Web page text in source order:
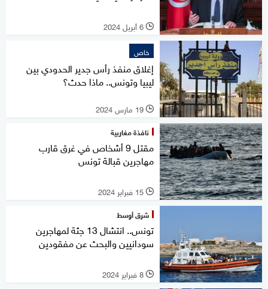
l 6 أبريل 2024
خاص
إغلاق منفذ رأس جدير الحدودي بين
ليبيا وتونس.. ماذا حدث؟
l 19 مارس 2024
نافذة مغاربية
مقتل 9 أشخاص في غرق قارب
مهاجرين قبالة تونس
l 15 فبراير 2024
شرق أوسط
تونس.. انتشال 13 جثة لمهاجرين
سودانيين والبحث عن مفقودين
l 8 فبراير 2024